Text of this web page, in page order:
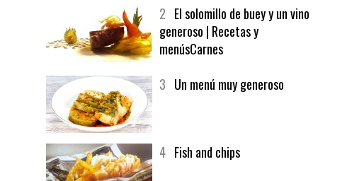
SOFRITO DE TOMATE AL CAFÉ Y
MELOCOTÓN
generoso | Recetas y